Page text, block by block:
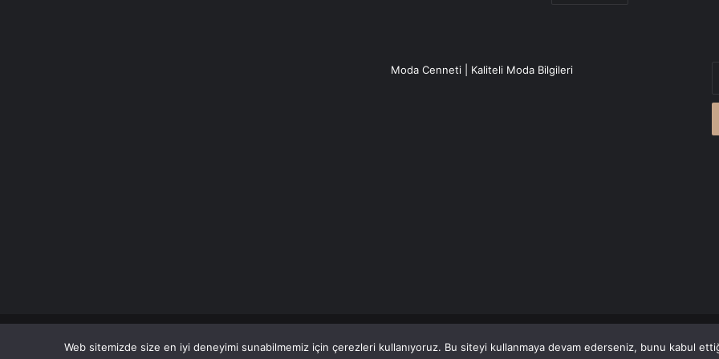
Moda Cenneti | Kaliteli Moda Bilgileri
© Copyright 2026 Her Hakkı Saklıdır. Son DakikaHaberlerCanlı Haber'den alınmaktadır.
Web sitemizde size en iyi deneyimi sunabilmemiz için çerezleri kullanıyoruz. Bu siteyi kullanmaya devam ederseniz, bunu kabul